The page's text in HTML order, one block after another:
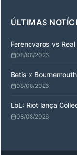
ÚLTIMAS
Ferencvaros vs
08/08/2026
Betis x
08/08/2026
LoL: Riot lança
08/08/2026